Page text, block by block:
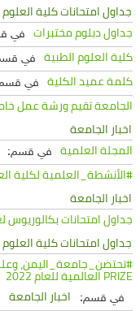
جداول امتحانات كلية العلوم
جداول دبلوم مختبرات
في
كلية العلوم الطبية
في
كلمة عميد الكلية
في
الجامعة تقيم ورشة عمل
اخبار الجامعة
المجلة العلمية
في قسم:
#الأنشطة_العلمية لكلية
اخبار الجامعة
جداول امتحانات بكالوريوس
جداول امتحانات كلية العلوم
PRIZE العالمية للعام 2022
في قسم:
اخبار الجامعة